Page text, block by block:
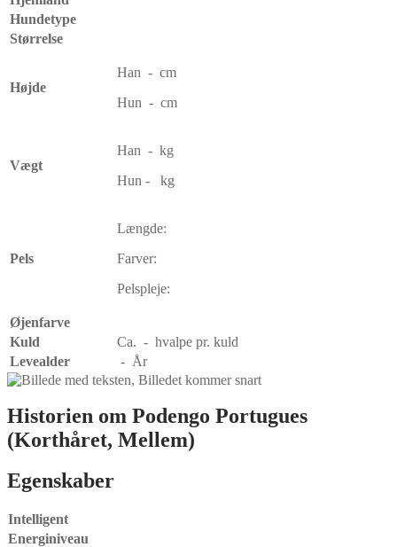
Hundetype
Størrelse
Højde
Han - cm
Hun - cm
Vægt
Han - kg
Hun - kg
Pels
Længde:
Farver:
Pelspleje:
Øjenfarve
Kuld
Ca. - hvalpe pr. kuld
Levealder
- År
Historien om Podengo Portugues
(Korthåret, Mellem)
Egenskaber
Intelligent
Energiniveau